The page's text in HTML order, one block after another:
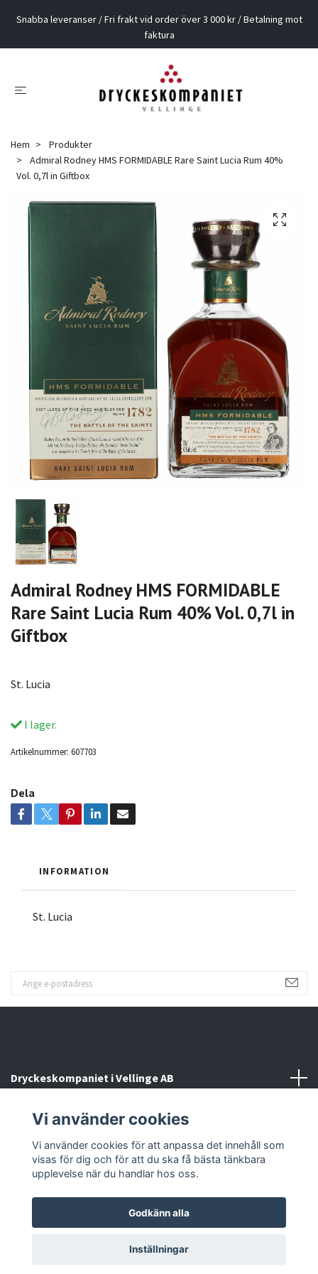
Snabba leveranser / Fri frakt vid order över 3 000 kr / Betalning mot
faktura
Hem
Produkter
Admiral Rodney HMS FORMIDABLE Rare Saint Lucia Rum 40%
Vol. 0,7l in Giftbox
Admiral Rodney HMS FORMIDABLE
Rare Saint Lucia Rum 40% Vol. 0,7l in
Giftbox
St. Lucia
I lager.
Artikelnummer: 607703
Dela
INFORMATION
St. Lucia
Dryckeskompaniet i Vellinge AB
Kontakta oss
Sociala medier
© 2026 Dryckeskompaniet i Vellinge
Vi använder cookies
Vi använder cookies för att anpassa det innehåll som
visas för dig och för att du ska få bästa tänkbara
upplevelse när du handlar hos oss.
Godkänn alla
Inställningar